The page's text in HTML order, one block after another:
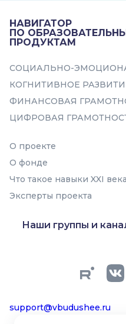
НАВИГАТОР
ПО
ПРОДУКТАМ
СОЦИАЛЬНО-
КОГНИТИВНОЕ
ФИНАНСОВАЯ
ЦИФРОВАЯ
О проекте
О фонде
Что такое навыки XXI
Эксперты проекта
Наши группы и
support@vbudushee.ru